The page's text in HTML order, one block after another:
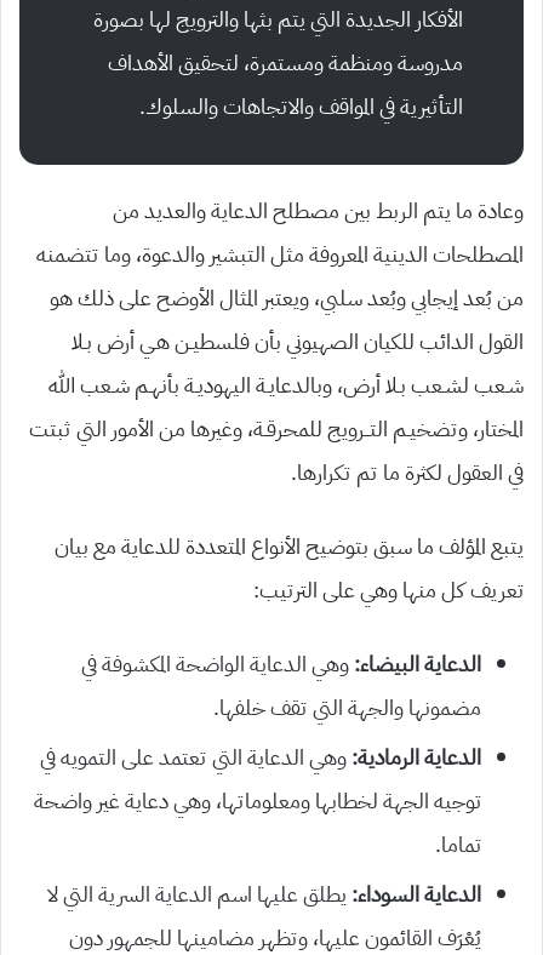
الأفكار الجديدة التي يتم بثها والترويج لها بصورة
مدروسة ومنظمة ومستمرة، لتحقيق الأهداف
التأثيرية في المواقف والاتجاهات والسلوك.
وعادة ما يتم الربط بين مصطلح الدعاية والعديد من
المصطلحات الدينية المعروفة مثل التبشير والدعوة، وما تتضمنه
من بُعد إيجابي وبُعد سلبي، ويعتبر المثال الأوضح على ذلك هو
القول الدائب للكيان الصهيوني بأن فلسطيـن هـي أرض بـلا
شـعب لشـعب بـلا أرض، وبالدعايـة اليهوديـة بأنهـم شـعب الله
المختار، وتضخيـم التــرويج للمحرقـة، وغيرها من الأمور التي ثبتت
في العقول لكثرة ما تم تكرارها.
يتبع المؤلف ما سبق بتوضيح الأنواع المتعددة للدعاية مع بيان
تعريف كل منها وهي على الترتيب:
الدعاية البيضاء:وهي الدعاية الواضحة المكشوفة في
مضمونها والجهة التي تقف خلفها.
الدعاية الرمادية:وهي الدعاية التي تعتمد على التمويه في
توجيه الجهة لخطابها ومعلوماتها، وهي دعاية غير واضحة
تماما.
الدعاية السوداء: يطلق عليها اسم الدعاية السرية التي لا
يُعْرَف القائمون عليها، وتظهر مضامينها للجمهور دون